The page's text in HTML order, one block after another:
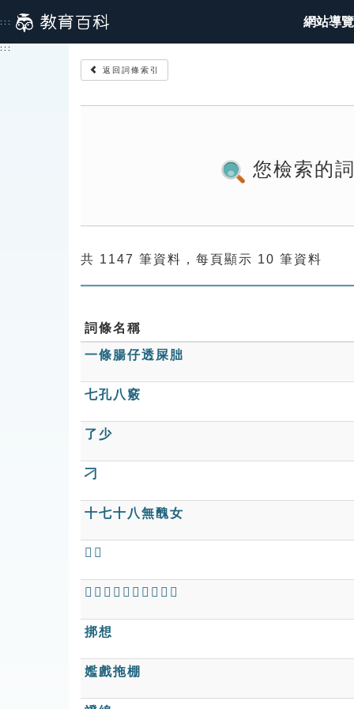
到
主
::: 網站導覽
:::
返回詞條索引
您檢索的
共 1147 筆資料，每頁顯示 10 筆資料
詞條名稱
一條腸仔透屎胐
七孔八竅
了少
刁
十七十八無醜女
𤘅奓
𤘅膣𤘅奓，㧡水淋河壩
挷想
㜮戲拖棚